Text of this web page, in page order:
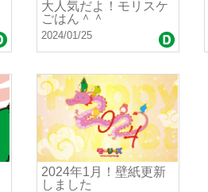
大人気だよ！モリスケ
ごはん＾＾
2024/01/25
2024年1月！壁紙更新
しました